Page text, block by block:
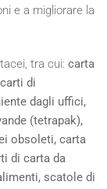
e a migliorare la
tra cui: carta
di
dagli uffici,
(tetrapak),
obsoleti, carta
di carta da
scatole di